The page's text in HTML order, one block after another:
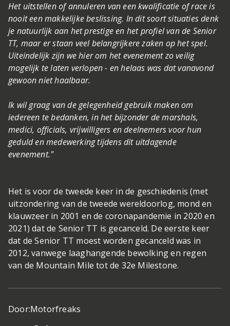
Het uitstellen of annuleren van een kwalificatie of race is
nooit een makkelijke beslissing. In dit soort situaties denk
je natuurlijk aan het prestige en het profiel van de Senior
TT, maar er staan veel belangrijkere zaken op het spel.
Uiteindelijk zijn we hier om het evenement zo veilig
mogelijk te laten verlopen - en helaas was dat vanavond
gewoon niet haalbaar.
Ik wil graag van de gelegenheid gebruik maken om
iedereen te bedanken, in het bijzonder de marshals,
medici, officials, vrijwilligers en deelnemers voor hun
geduld en medewerking tijdens dit uitdagende
evenement."
Het is voor de tweede keer in de geschiedenis (met
uitzondering van de tweede wereldoorlog, mond en
klauwzeer in 2001 en de coronapandemie in 2020 en
2021) dat de Senior TT is gecanceld. De eerste keer
dat de Senior TT moest worden gecanceld was in
2012, vanwege laaghangende bewolking en regen
van de Mountain Mile tot de 32e Milestone.
Door:Motorfreaks